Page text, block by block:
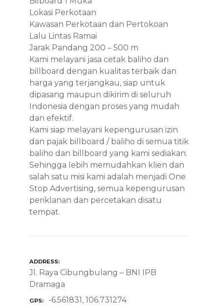
Lokasi Perkotaan
Kawasan Perkotaan dan Pertokoan
Lalu Lintas Ramai
Jarak Pandang 200 – 500 m
Kami melayani jasa cetak baliho dan
billboard dengan kualitas terbaik dan
harga yang terjangkau, siap untuk
dipasang maupun dikirim di seluruh
Indonesia dengan proses yang mudah
dan efektif.
Kami siap melayani kepengurusan izin
dan pajak billboard / baliho di semua titik
baliho dan billboard yang kami sediakan.
Sehingga lebih memudahkan klien dan
salah satu misi kami adalah menjadi One
Stop Advertising, semua kepengurusan
periklanan dan percetakan disatu
tempat.
ADDRESS
Jl. Raya Cibungbulang – BNI IPB
Dramaga
GPS -6.561831, 106.731274